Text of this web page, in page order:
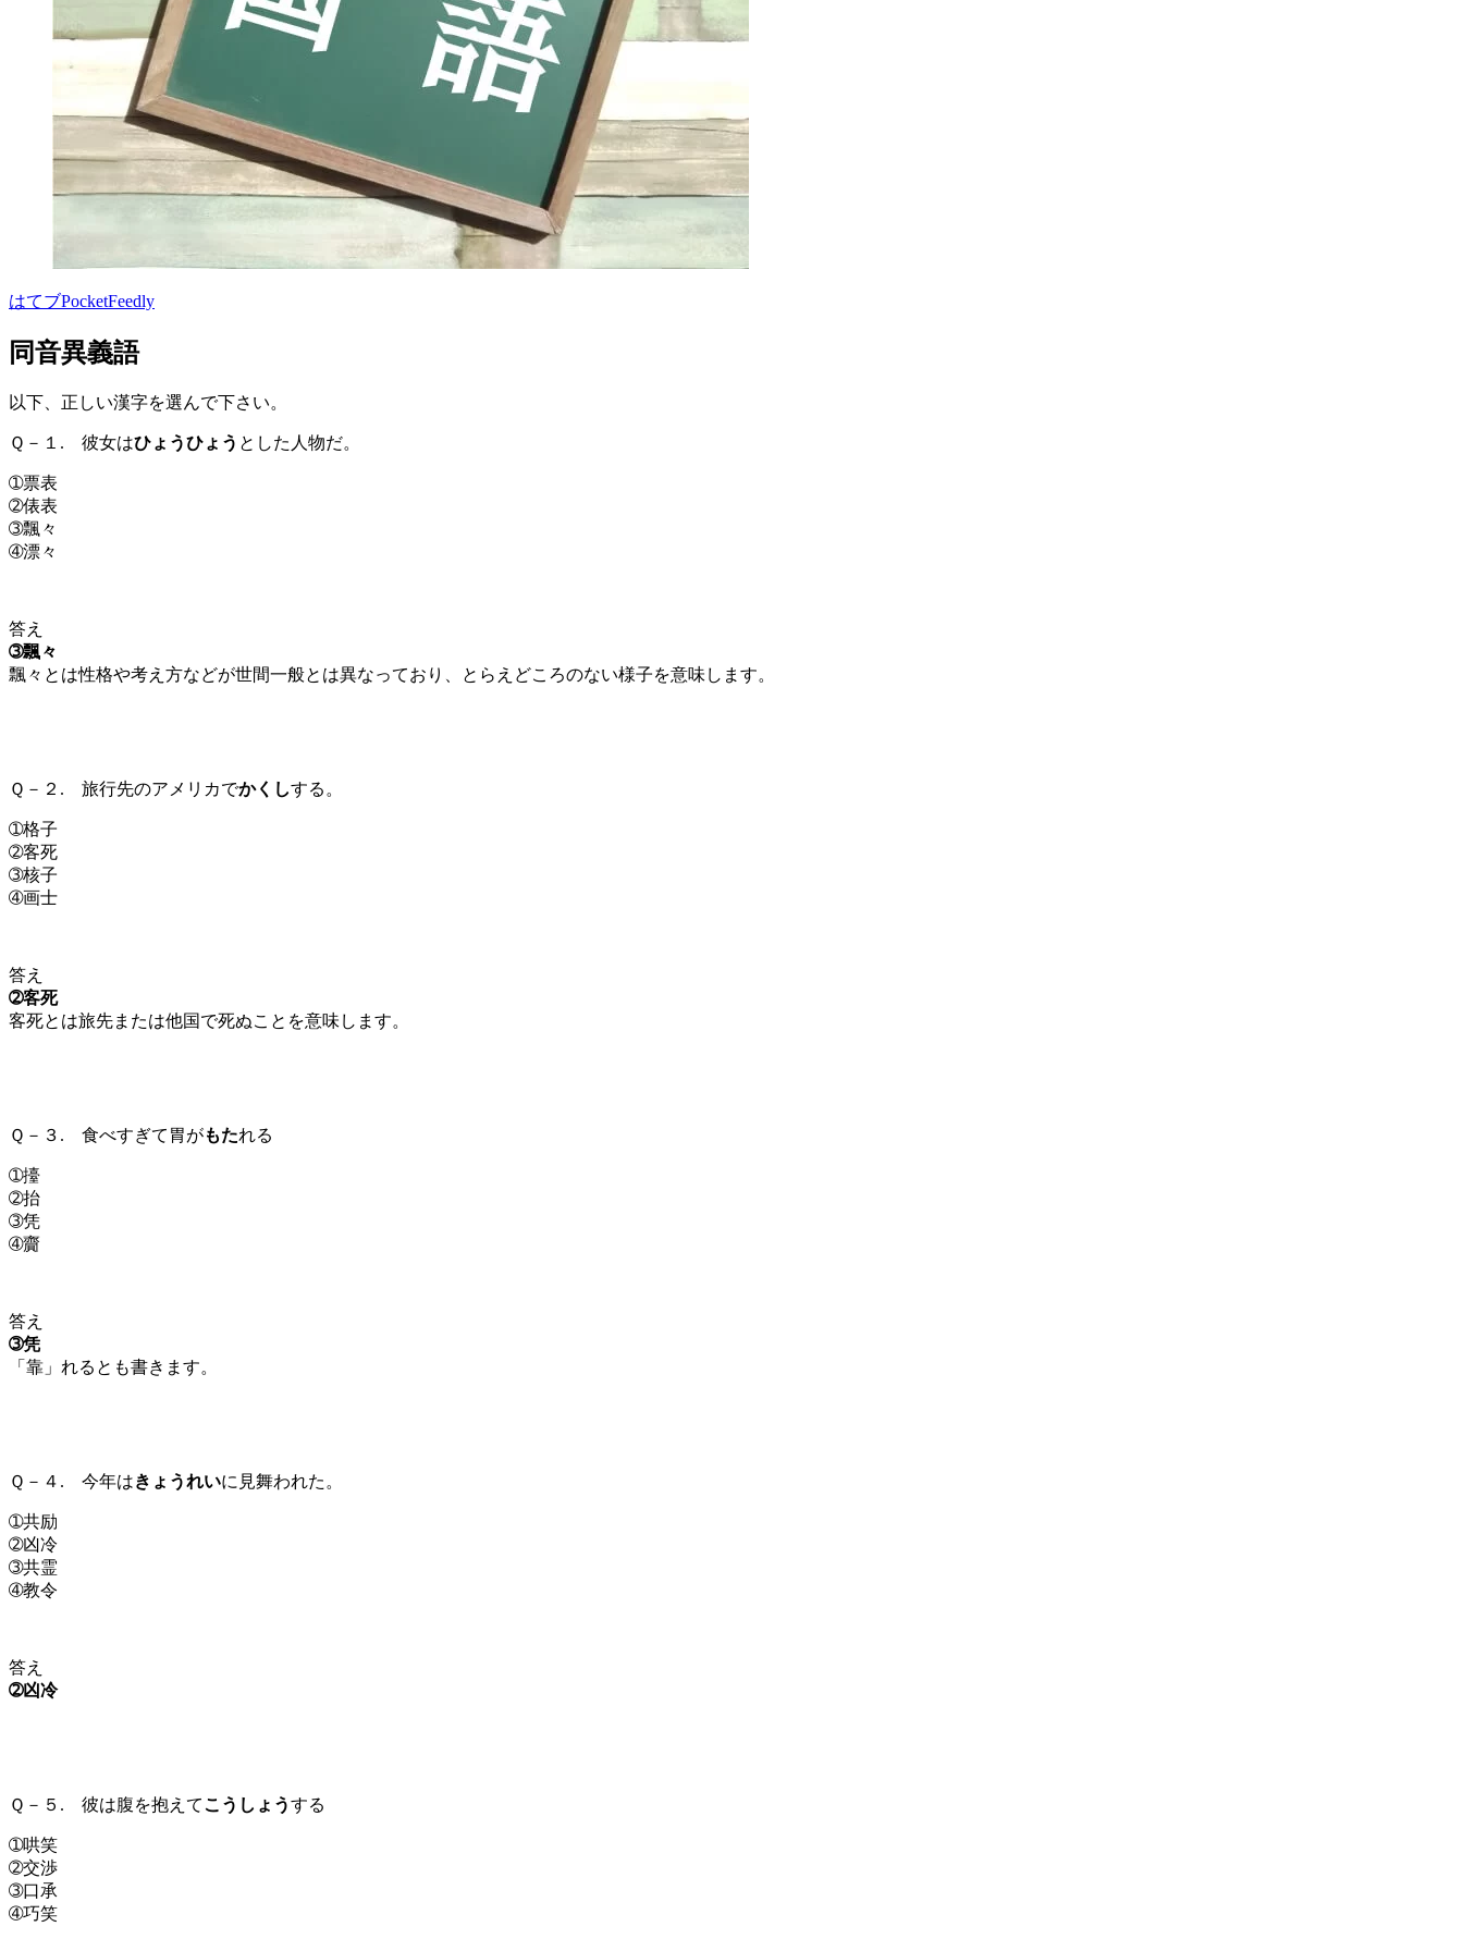
はてブPocketFeedly
同音異義語
以下、正しい漢字を選んで下さい。
Ｑ－１. 彼女はひょうひょう とした人物だ。
➀票表
➁俵表
➂飄々
➃漂々
答え
➂飄々
飄々とは性格や考え方などが世間一般とは異なっており、とらえどころのない様子を意味します。
Ｑ－２. 旅行先のアメリカでかくしする。
➀格子
➁客死
➂核子
➃画士
答え
➁客死
客死とは旅先または他国で死ぬことを意味します。
Ｑ－３. 食べすぎて胃がもたれる
➀擡
➁抬
➂凭
➃齎
答え
➂凭
「靠」れるとも書きます。
Ｑ－４. 今年はきょうれいに見舞われた。
➀共励
➁凶冷
➂共霊
➃教令
答え
➁凶冷
Ｑ－５. 彼は腹を抱えてこうしょうする
➀哄笑
➁交渉
➂口承
➃巧笑